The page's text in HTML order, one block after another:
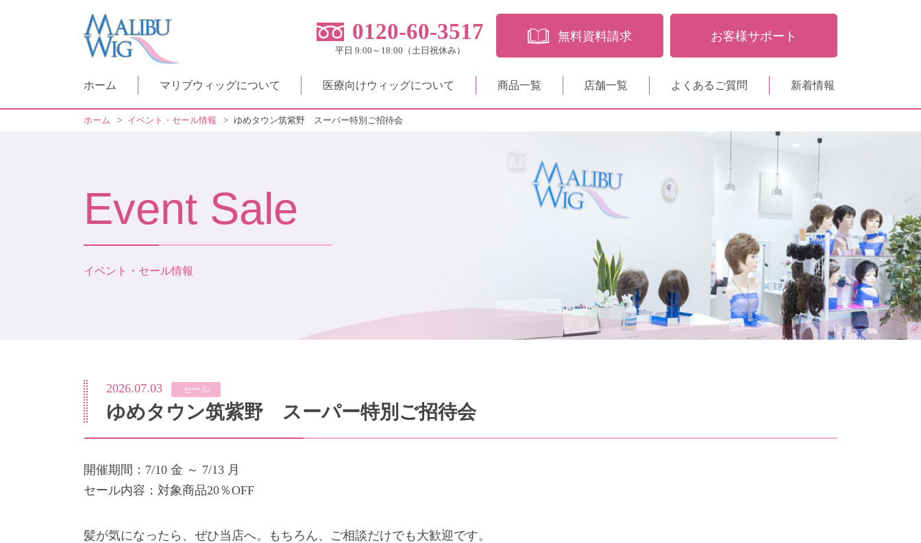
0120-60-3517
平日 9:00～18:00（土日祝休み）
無料資料請求 お客様サポート
ホーム マリブウィッグについて 医療向けウィッグについて 商品一覧 店舗一覧 よくあるご質問 新着情報
ホーム > イベント・セール情報 > ゆめタウン筑紫野 スーパー特別ご招待会
Event Sale
イベント・セール情報
2026.07.03 セール
ゆめタウン筑紫野 スーパー特別ご招待会
開催期間：7/10 金 ～ 7/13 月
セール内容：対象商品20％OFF
髪が気になったら、ぜひ当店へ。もちろん、ご相談だけでも大歓迎です。